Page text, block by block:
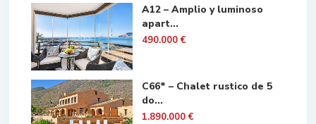
A12 – Amplio y luminoso
apart...
490.000 €
C66* – Chalet rustico de 5
do...
1.890.000 €